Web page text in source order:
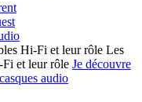
Les
Fi et leur rôle Je découvre
audio